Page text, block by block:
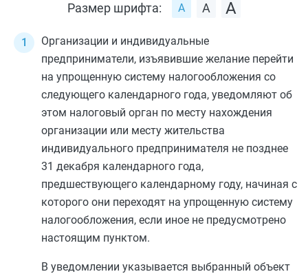
Размер шрифта:
Организации и индивидуальные
предприниматели, изъявившие желание перейти
на упрощенную систему налогообложения со
следующего календарного года, уведомляют об
этом налоговый орган по месту нахождения
организации или месту жительства
индивидуального предпринимателя не позднее
31 декабря календарного года,
предшествующего календарному году, начиная с
которого они переходят на упрощенную систему
налогообложения, если иное не предусмотрено
настоящим пунктом.
В уведомлении указывается выбранный объект